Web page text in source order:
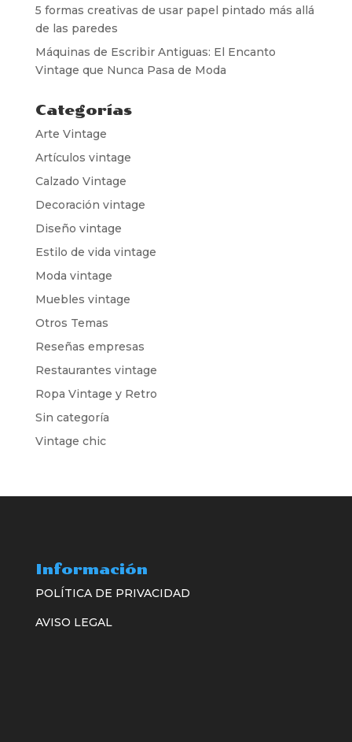
5 formas creativas de usar papel pintado más allá
de las paredes
Máquinas de Escribir Antiguas: El Encanto
Vintage que Nunca Pasa de Moda
Categorías
Arte Vintage
Artículos vintage
Calzado Vintage
Decoración vintage
Diseño vintage
Estilo de vida vintage
Moda vintage
Muebles vintage
Otros Temas
Reseñas empresas
Restaurantes vintage
Ropa Vintage y Retro
Sin categoría
Vintage chic
Información
POLÍTICA DE PRIVACIDAD
AVISO LEGAL